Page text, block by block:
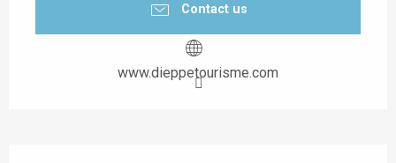
Contact us
www.dieppetourisme.com